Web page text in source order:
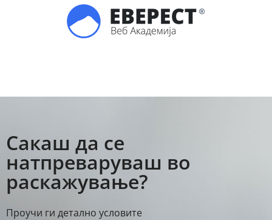
Сакаш да се
натпреваруваш во
раскажување?
Проучи ги детално условите